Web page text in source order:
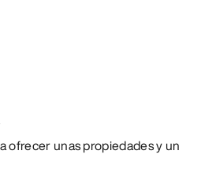
ofrecer unas propiedades y un